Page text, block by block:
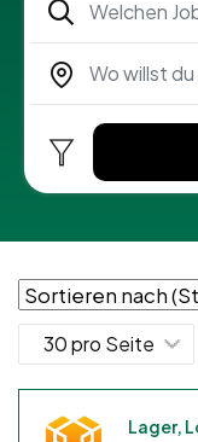
Lager,